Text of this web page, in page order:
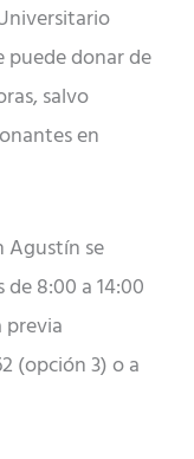
puede donar de
salvo
en
Agustín se
8:00 a 14:00
(opción 3) o a